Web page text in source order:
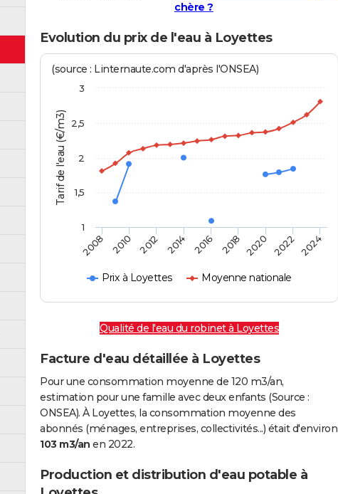
chère ?
Evolution du prix de l'eau à Loyettes
Tarif de l'eau (€/m3)
(source : Linternaute.com d'après l'ONSEA)
Prix à Loyettes Moyenne nationale
2008 2010 2012 2014 2016 2018 2020 2022 2024
1
1,5
2
2,5
3
Qualité de l'eau du robinet à Loyettes
Facture d'eau détaillée à Loyettes
Pour une consommation moyenne de 120 m3/an,
estimation pour une famille avec deux enfants (Source :
ONSEA). À Loyettes, la consommation moyenne des
abonnés (ménages, entreprises, collectivités...) était d'environ
103 m3/an en 2022.
Production et distribution d'eau potable à